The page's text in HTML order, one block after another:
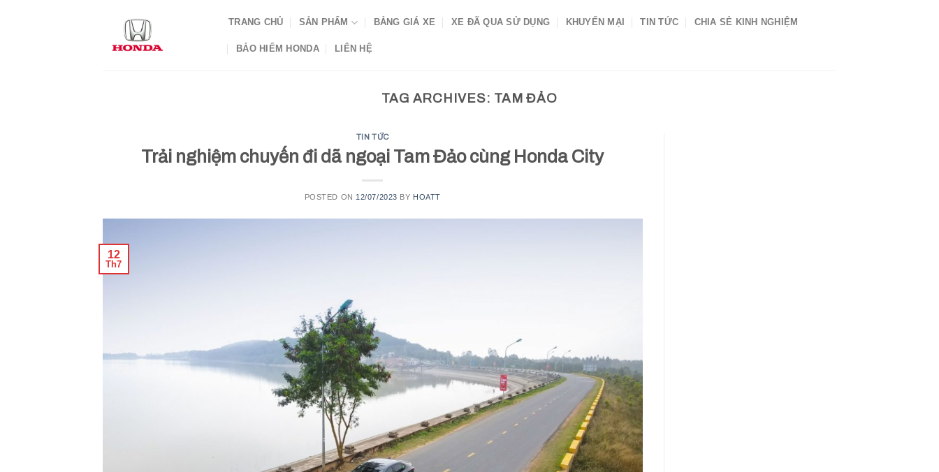
TRANG CHỦ SẢN PHẨM BẢNG GIÁ XE XE ĐÃ QUA SỬ DỤNG KHUYẾN MẠI TIN TỨC CHIA SẺ KINH NGHIỆM
BẢO HIỂM HONDA LIÊN HỆ
TAG ARCHIVES: TAM ĐẢO
TIN TỨC
Trải nghiệm chuyến đi dã ngoại Tam Đảo cùng Honda City
POSTED ON 12/07/2023 BY HOATT
12
Th7